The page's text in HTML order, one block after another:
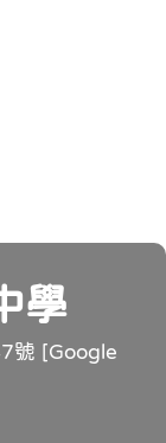
學
號 [Google